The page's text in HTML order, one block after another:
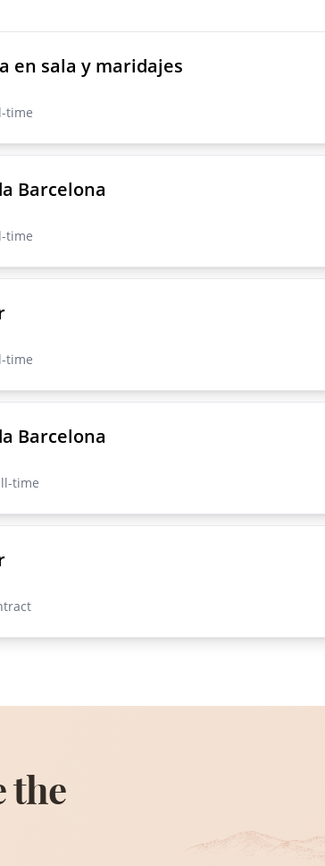
en sala y maridajes
time
Barcelona
time
time
Barcelona
time
the